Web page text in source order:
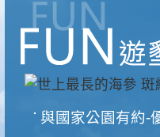
與國家公園有約-